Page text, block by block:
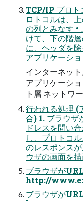
TCP/IP プロト
ロトコルは、
の列とみなす •
けて、下の階
に、ヘッダを
アプリケーシ
インターネッ
アプリケーシ
ト層 ネットワ
行われる処理 (
合) 1. ブラウ
ドレスを問い
し、プロトコ
のレスポンス
ウザの画面を
ブラウザが
http://
ブラウザが